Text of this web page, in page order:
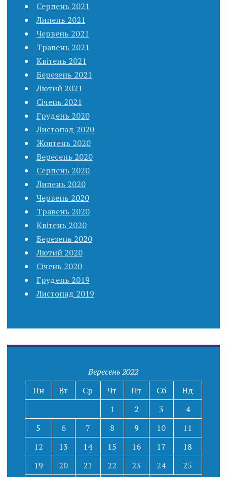
Серпень 2021
Липень 2021
Червень 2021
Травень 2021
Квітень 2021
Березень 2021
Лютий 2021
Січень 2021
Грудень 2020
Листопад 2020
Жовтень 2020
Вересень 2020
Серпень 2020
Липень 2020
Червень 2020
Травень 2020
Квітень 2020
Березень 2020
Лютий 2020
Січень 2020
Грудень 2019
Листопад 2019
Вересень 2022
Пн
Вт Ср Чт Пт Сб
Нд
1
2 3
4
5
6 7 8 9 10
11
12
13 14 15 16 17
18
19
20 21 22 23 24 25